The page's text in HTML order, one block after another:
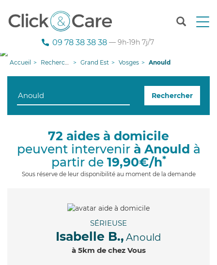
T
n
g
09 78 38 38 38 — 9h-19h 7j/7
Accueil Recherche aide à domicile Grand Est Vosges Anould
Rechercher
72 aides à domicile
peuvent intervenir à Anould à
partir de 19,90€/h*
Sous réserve de leur disponibilité au moment de la demande
SÉRIEUSE
Isabelle B., Anould
à 5km de chez Vous